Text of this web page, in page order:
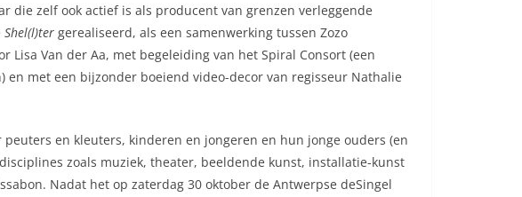
die zelf ook actief is als producent van grenzen verleggende
Shel(l)ter gerealiseerd, als een samenwerking tussen Zozo
Van der Aa, met begeleiding van het Spiral Consort (een
met een bijzonder boeiend video-decor van regisseur Nathalie
en kleuters, kinderen en jongeren en hun jonge ouders (en
zoals muziek, theater, beeldende kunst, installatie-kunst
Nadat het op zaterdag 30 oktober de Antwerpse deSingel